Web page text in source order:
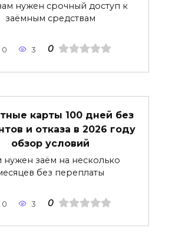
нужен срочный доступ к
заёмным средствам
0 3 0
карты 100 дней без
и отказа в 2026 году
обзор условий
нужен заём на несколько
без переплаты
0 3 0